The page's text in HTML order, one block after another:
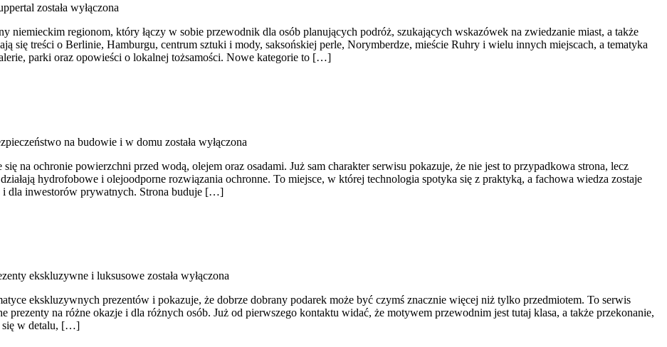
została wyłączona
niemieckim regionom, który łączy w sobie przewodnik dla osób planujących podróż, szukających wskazówek na zwiedzanie miast, a także
się treści o Berlinie, Hamburgu, centrum sztuki i mody, saksońskiej perle, Norymberdze, mieście Ruhry i wielu innych miejscach, a tematyka
parki oraz opowieści o lokalnej tożsamości. Nowe kategorie to […]
na budowie i w domu została wyłączona
na ochronie powierzchni przed wodą, olejem oraz osadami. Już sam charakter serwisu pokazuje, że nie jest to przypadkowa strona, lecz
hydrofobowe i olejoodporne rozwiązania ochronne. To miejsce, w której technologia spotyka się z praktyką, a fachowa wiedza zostaje
i dla inwestorów prywatnych. Strona buduje […]
ekskluzywne i luksusowe została wyłączona
ekskluzywnych prezentów i pokazuje, że dobrze dobrany podarek może być czymś znacznie więcej niż tylko przedmiotem. To serwis
prezenty na różne okazje i dla różnych osób. Już od pierwszego kontaktu widać, że motywem przewodnim jest tutaj klasa, a także przekonanie,
się w detalu, […]